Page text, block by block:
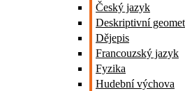
Český jazyk
Deskriptivní
Dějepis
Francouzský jazyk
Fyzika
Hudební výchova